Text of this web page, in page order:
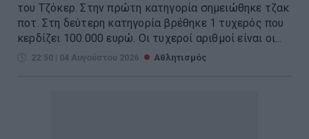
του Τζόκερ. Στην πρώτη κατηγορία σημειώθηκε τζακ
ποτ. Στη δεύτερη κατηγορία βρέθηκε 1 τυχερός που
κερδίζει 100.000 ευρώ. Οι τυχεροί αριθμοί είναι οι...
22:50 | 04 Αυγούστου 2026 Αθλητισμός